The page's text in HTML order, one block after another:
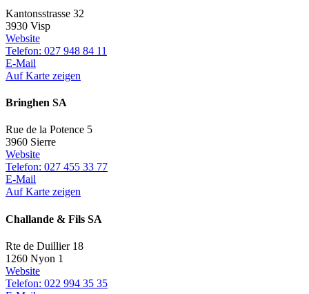
Kantonsstrasse 32
3930 Visp
Website
Telefon: 027 948 84 11
E-Mail
Auf Karte zeigen
Bringhen SA
Rue de la Potence 5
3960 Sierre
Website
Telefon: 027 455 33 77
E-Mail
Auf Karte zeigen
Challande & Fils SA
Rte de Duillier 18
1260 Nyon 1
Website
Telefon: 022 994 35 35